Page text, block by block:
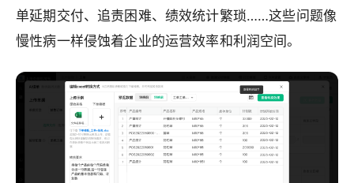
单延期交付、追责困难、绩效统计繁琐……这些问题像
慢性病一样侵蚀着企业的运营效率和利润空间。